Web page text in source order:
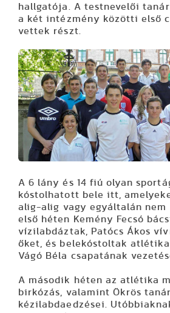
hallgatója. A testnevelői
a két intézmény közötti első
vettek részt.
A 6 lány és 14 fiú olyan
kóstolhatott bele itt,
alig-alig vagy egyáltalán nem
első héten Kemény Fecsó
vízilabdáztak, Patócs Ákos
őket, és belekóstoltak
Vágó Béla csapatának
A második héten az atlétika
birkózás, valamint Ökrös
kézilabdaedzései.